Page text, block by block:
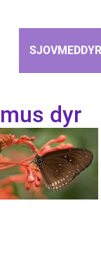
mus dyr